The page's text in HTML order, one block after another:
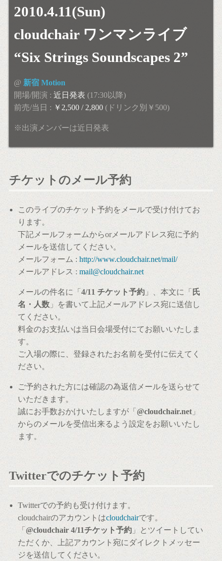
2010.4.11(Sun)
cloudchair ワンマンライブ
“Six Strings Soundscapes 2”
@ 新宿 Motion
開場/開演 : 近日発表 (17:30以降)
前売/当日 : ￥2,500 / 2,800 (ドリンク別￥500)
※出演メンバーは近日発表
チケットのメール予約
このライブのチケット予約をメールで受け付けてお
ります。
下記メールフォームからorメールアドレス宛に予約
メールを送信してください。
メールフォーム : http://www.cloudchair.net/mail/
メールアドレス : mail@cloudchair.net
メールの件名に「 4/11 チケット予約 」、本文に「 氏
名・人数 」を書いて上記メールアドレス宛に送信し
てください。
料金のお支払いは当日会場受付にてお願いいたしま
す。
ご入場の際に、登録されたお名前を受付に伝えてく
ださい。
ご予約された方には確認の為返信メールを送らせて
いただきます。
誠にお手数おかけいたしますが「 @cloudchair.net 」
からのメールを受信出来るよう設定をお願いいたし
ます。
Twitterでのチケット予約
Twitterでの予約も受け付けます。
cloudchairのアカウントはcloudchairです。
「 @cloudchair 4/11チケット予約 」とツイートしてい
ただくか、上記アカウント宛にダイレクトメッセー
ジを送信してください。